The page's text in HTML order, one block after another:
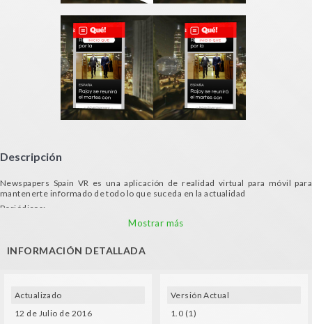
Descripción
Newspapers Spain VR es una aplicación de realidad virtual para móvil para
mantenerte informado de todo lo que suceda en la actualidad
Periódicos:
- La Razón
- La Vanguardia
- Público
Mostrar más
INFORMACIÓN DETALLADA
Actualizado
12 de Julio de 2016
Versión Actual
1.0 (1)